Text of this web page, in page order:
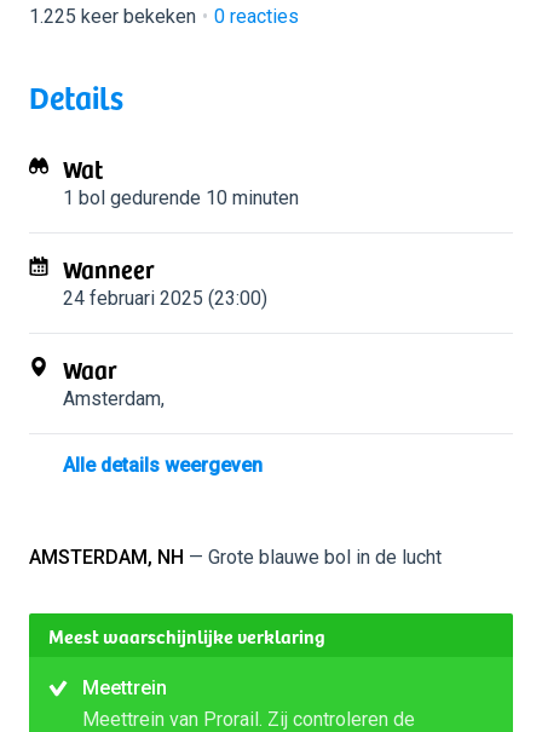
1.225 keer bekeken
0 reacties
Details
Wat
1 bol gedurende 10 minuten
Wanneer
24 februari 2025 (23:00)
Waar
Amsterdam,
Alle details weergeven
AMSTERDAM, NH — Grote blauwe bol in de lucht
Meest waarschijnlijke verklaring
Meettrein
Meettrein van Prorail. Zij controleren de